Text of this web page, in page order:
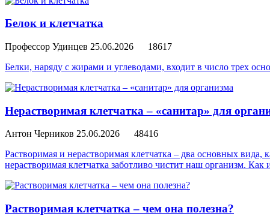
Белок и клетчатка
Профессор Удинцев 25.06.2026
18617
Белки, наряду с жирами и углеводами, входит в число трех
Нерастворимая клетчатка – «санитар» для
Антон Черников 25.06.2026
48416
Растворимая и нерастворимая клетчатка – два основных вида,
нерастворимая клетчатка заботливо чистит наш организм. Как
Растворимая клетчатка – чем она полезна?